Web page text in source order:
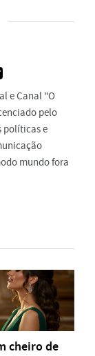
e Canal "O
pelo
políticas e
mundo fora
cheiro de